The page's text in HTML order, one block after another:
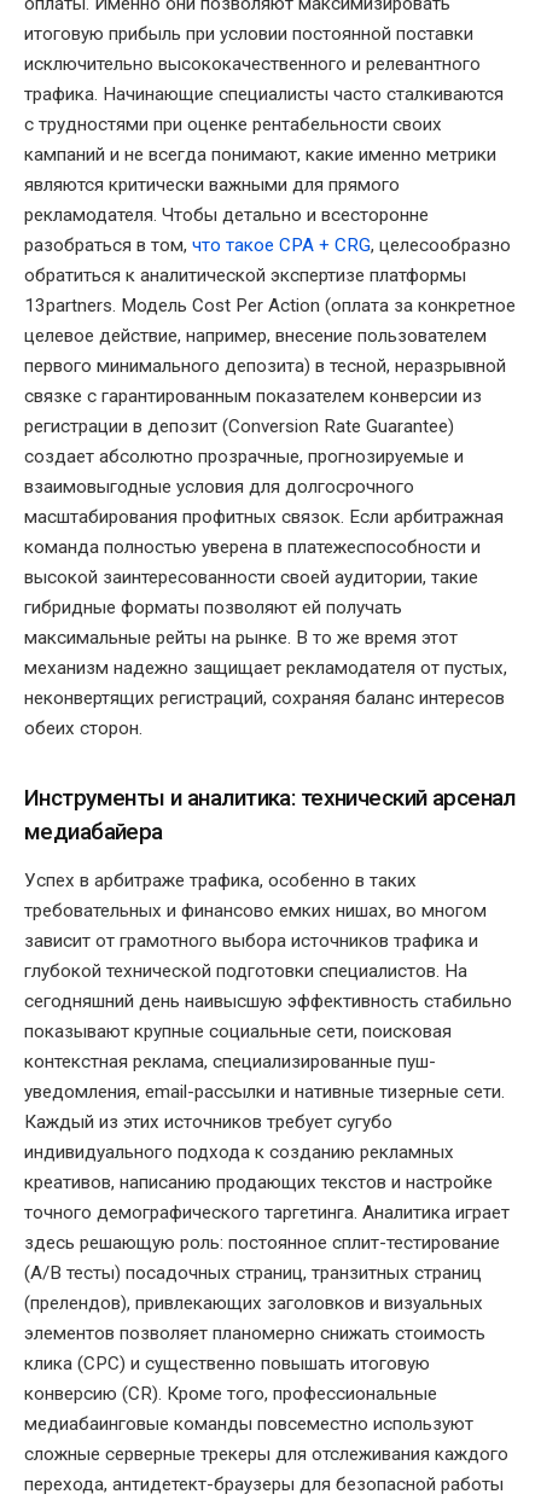
итоговую прибыль при условии постоянной поставки
исключительно высококачественного и релевантного
трафика. Начинающие специалисты часто сталкиваются
с трудностями при оценке рентабельности своих
кампаний и не всегда понимают, какие именно метрики
являются критически важными для прямого
рекламодателя. Чтобы детально и всесторонне
разобраться в том, что такое CPA + CRG, целесообразно
обратиться к аналитической экспертизе платформы
13partners. Модель Cost Per Action (оплата за конкретное
целевое действие, например, внесение пользователем
первого минимального депозита) в тесной, неразрывной
связке с гарантированным показателем конверсии из
регистрации в депозит (Conversion Rate Guarantee)
создает абсолютно прозрачные, прогнозируемые и
взаимовыгодные условия для долгосрочного
масштабирования профитных связок. Если арбитражная
команда полностью уверена в платежеспособности и
высокой заинтересованности своей аудитории, такие
гибридные форматы позволяют ей получать
максимальные рейты на рынке. В то же время этот
механизм надежно защищает рекламодателя от пустых,
неконвертящих регистраций, сохраняя баланс интересов
обеих сторон.
Инструменты и аналитика: технический арсенал
медиабайера
Успех в арбитраже трафика, особенно в таких
требовательных и финансово емких нишах, во многом
зависит от грамотного выбора источников трафика и
глубокой технической подготовки специалистов. На
сегодняшний день наивысшую эффективность стабильно
показывают крупные социальные сети, поисковая
контекстная реклама, специализированные пуш-
уведомления, email-рассылки и нативные тизерные сети.
Каждый из этих источников требует сугубо
индивидуального подхода к созданию рекламных
креативов, написанию продающих текстов и настройке
точного демографического таргетинга. Аналитика играет
здесь решающую роль: постоянное сплит-тестирование
(A/B тесты) посадочных страниц, транзитных страниц
(прелендов), привлекающих заголовков и визуальных
элементов позволяет планомерно снижать стоимость
клика (CPC) и существенно повышать итоговую
конверсию (CR). Кроме того, профессиональные
медиабаинговые команды повсеместно используют
сложные серверные трекеры для отслеживания каждого
перехода, антидетект-браузеры для безопасной работы